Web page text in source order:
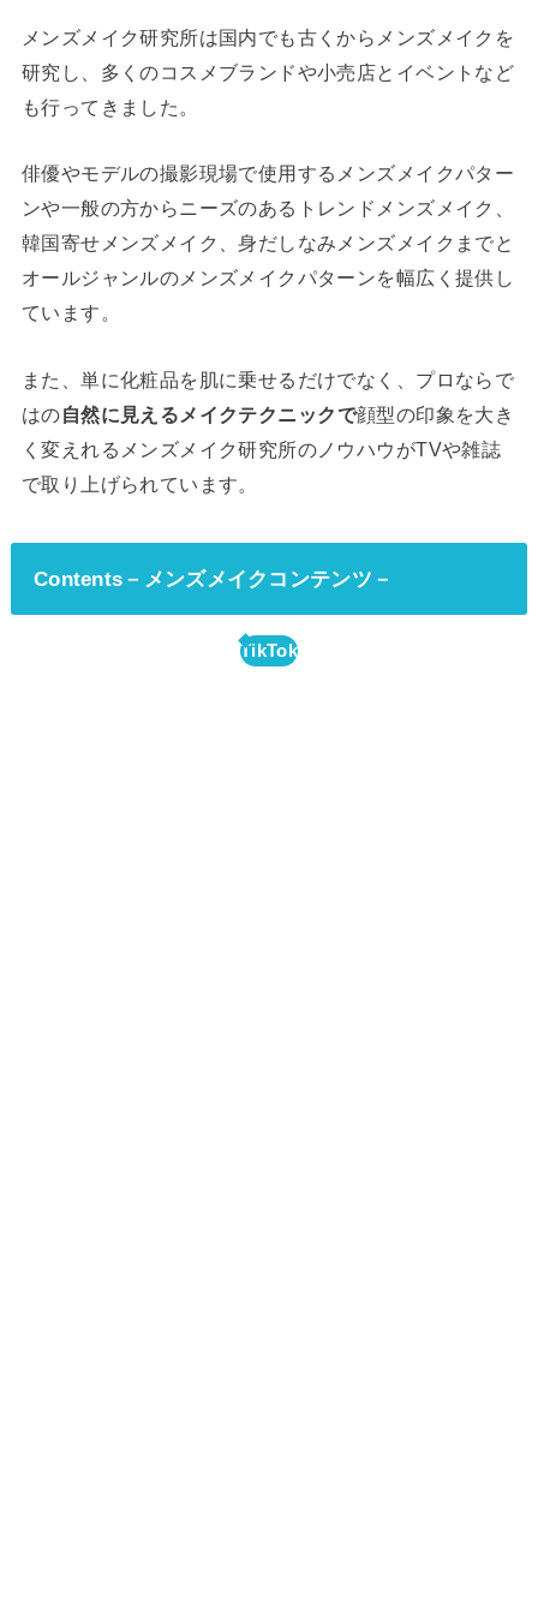
メンズメイク研究所は国内でも古くからメンズメイクを
研究し、多くのコスメブランドや小売店とイベントなど
も行ってきました。
俳優やモデルの撮影現場で使用するメンズメイクパター
ンや一般の方からニーズのあるトレンドメンズメイク、
韓国寄せメンズメイク、身だしなみメンズメイクまでと
オールジャンルのメンズメイクパターンを幅広く提供し
ています。
また、単に化粧品を肌に乗せるだけでなく、プロならで
はの自然に見えるメイクテクニックで顔型の印象を大き
く変えれるメンズメイク研究所のノウハウがTVや雑誌
で取り上げられています。
Contents－メンズメイクコンテンツ－
TikTok